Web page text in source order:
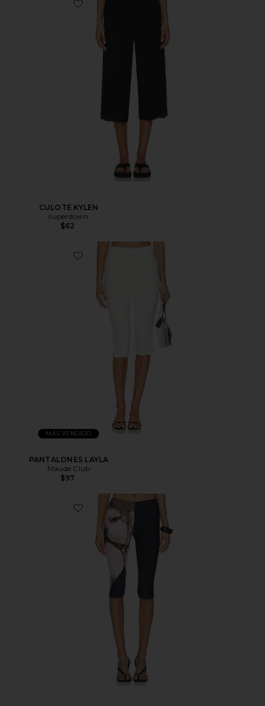
CULOTE KYLEN
superdown
$62
MÁS VENDIDO
PANTALONES LAYLA
Maude Club
$97